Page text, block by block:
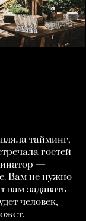
тайминг,
гостей
—
Вам не нужно
вам задавать
человек,